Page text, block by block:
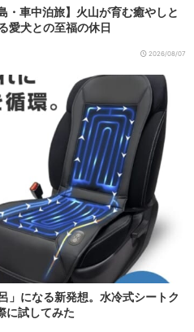
・車中泊旅】火山が育む癒やしと
愛犬との至福の休日
2026/08/07
」になる新発想。水冷式シートク
に試してみた